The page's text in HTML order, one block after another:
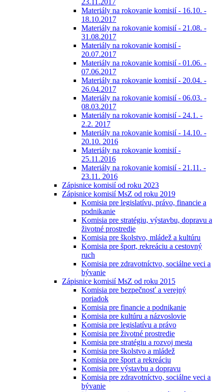
23.11.2017
Materiály na rokovanie komisií - 16.10. -
18.10.2017
Materiály na rokovanie komisií - 21.08. -
31.08.2017
Materiály na rokovanie komisií -
20.07.2017
Materiály na rokovanie komisií - 01.06. -
07.06.2017
Materiály na rokovanie komisií - 20.04. -
26.04.2017
Materiály na rokovanie komisií - 06.03. -
08.03.2017
Materiály na rokovanie komisií - 24.1. -
2.2. 2017
Materiály na rokovanie komisií - 14.10. -
20.10. 2016
Materiály na rokovanie komisií -
25.11.2016
Materiály na rokovanie komisií - 21.11. -
23.11. 2016
Zápisnice komisií od roku 2023
Zápisnice komisií MsZ od roku 2019
Komisia pre legislatívu, právo, financie a
podnikanie
Komisia pre stratégiu, výstavbu, dopravu a
životné prostredie
Komisia pre školstvo, mládež a kultúru
Komisia pre šport, rekreáciu a cestovný
ruch
Komisia pre zdravotníctvo, sociálne veci a
bývanie
Zápisnice komisií MsZ od roku 2015
Komisia pre bezpečnosť a verejný
poriadok
Komisia pre financie a podnikanie
Komisia pre kultúru a názvoslovie
Komisia pre legislatívu a právo
Komisia pre životné prostredie
Komisia pre stratégiu a rozvoj mesta
Komisia pre školstvo a mládež
Komisia pre šport a rekreáciu
Komisia pre výstavbu a dopravu
Komisia pre zdravotníctvo, sociálne veci a
bývanie